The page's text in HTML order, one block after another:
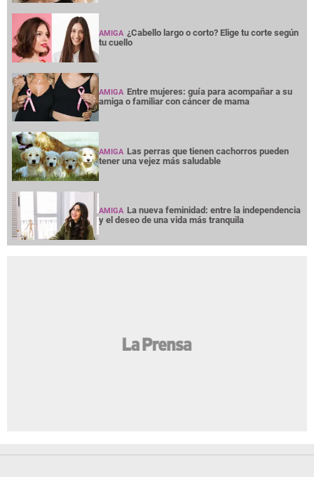
AMIGA ¿Cabello largo o corto? Elige tu corte según
tu cuello
AMIGA Entre mujeres: guía para acompañar a su
amiga o familiar con cáncer de mama
AMIGA Las perras que tienen cachorros pueden
tener una vejez más saludable
AMIGA La nueva feminidad: entre la independencia
y el deseo de una vida más tranquila